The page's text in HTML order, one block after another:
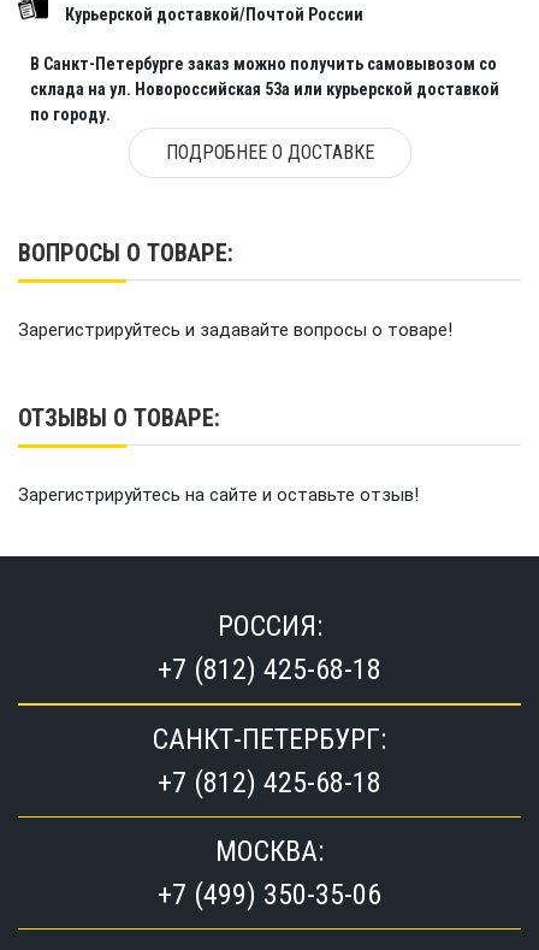
Курьерской доставкой/Почтой России
В Санкт-Петербурге заказ можно получить самовывозом со
склада на ул. Новороссийская 53а или курьерской доставкой
по городу.
ПОДРОБНЕЕ О ДОСТАВКЕ
ВОПРОСЫ О ТОВАРЕ:
Зарегистрируйтесь и задавайте вопросы о товаре!
ОТЗЫВЫ О ТОВАРЕ:
Зарегистрируйтесь на сайте и оставьте отзыв!
РОССИЯ:
+7 (812) 425-68-18
САНКТ-ПЕТЕРБУРГ:
+7 (812) 425-68-18
МОСКВА:
+7 (499) 350-35-06